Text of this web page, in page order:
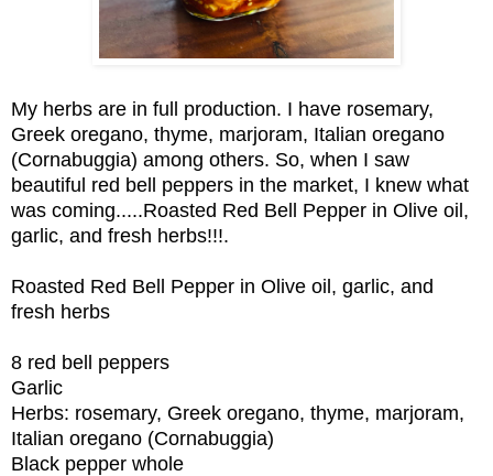
My herbs are in full production. I have rosemary,
Greek oregano, thyme, marjoram, Italian oregano
(Cornabuggia) among others. So, when I saw
beautiful red bell peppers in the market, I knew what
was coming.....Roasted Red Bell Pepper in Olive oil,
garlic, and fresh herbs!!!.
Roasted Red Bell Pepper in Olive oil, garlic, and
fresh herbs
8 red bell peppers
Garlic
Herbs: rosemary, Greek oregano, thyme, marjoram,
Italian oregano (Cornabuggia)
Black pepper whole